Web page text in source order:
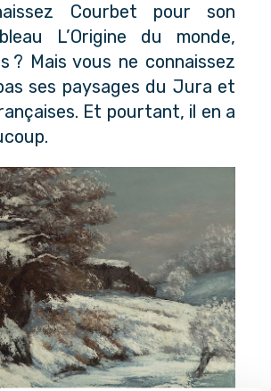
Courbet pour son
L’Origine du monde,
? Mais vous ne connaissez
ses paysages du Jura et
Et pourtant, il en a